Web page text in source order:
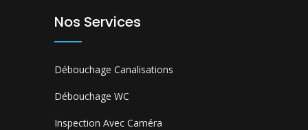
Nos Services
Débouchage Canalisations
Débouchage WC
Inspection Avec Caméra